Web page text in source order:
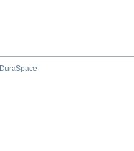
DuraSpace